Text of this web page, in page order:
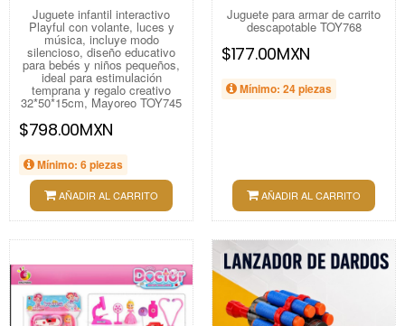
Juguete infantil interactivo
Playful con volante, luces y
música, incluye modo
silencioso, diseño educativo
para bebés y niños pequeños,
ideal para estimulación
temprana y regalo creativo
32*50*15cm, Mayoreo TOY745
$798.00MXN
Mínimo: 6 piezas
AÑADIR AL CARRITO
Juguete para armar de carrito
descapotable TOY768
$177.00MXN
Mínimo: 24 piezas
AÑADIR AL CARRITO